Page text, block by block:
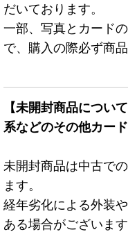
だいております。
一部、写真とカード
で、購入の際必ず商
【未開封商品につい
系などのその他カー
未開封商品は中古で
ます。
経年劣化による外装
ある場合がございます